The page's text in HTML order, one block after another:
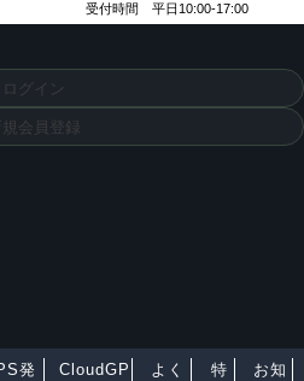
受付時間 平日10:00-17:00
ログイン
規会員登録
発
CloudGP
よく
特
お知